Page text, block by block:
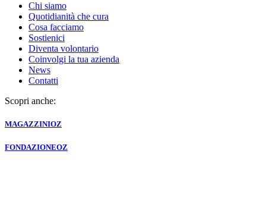
Chi siamo
Quotidianità che cura
Cosa facciamo
Sostienici
Diventa volontario
Coinvolgi la tua azienda
News
Contatti
Scopri anche:
MAGAZZINIOZ
FONDAZIONEOZ